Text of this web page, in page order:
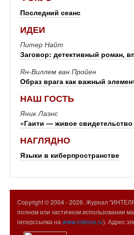
Последний сеанс
ИДЕИ
Питер Найт
Заговор: детективный роман,
Ян-Виллем ван Пройен
Образ врага как важный
НАШ ГОСТЬ
Яник Лаэнс
«Гаити — живое
НАГЛЯДНО
Языки в киберпространстве
Copyright © 2004 -2026. Журнал
полном или частичном использовании
гиперссылка на www.intelros.ru). Адрес